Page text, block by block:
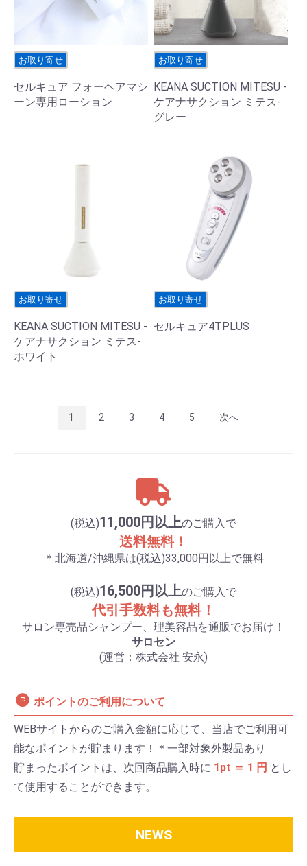
(税込)11,000円以上のご購入で
送料無料！
＊北海道/沖縄県は(税込)33,000円以上で無料
(税込)16,500円以上のご購入で
代引手数料も無料！
サロン専売品シャンプー、理美容品を通販でお届け！
サロセン
(運営：株式会社 安永)
ポイントのご利用について
WEBサイトからのご購入金額に応じて、当店でご利用可
能なポイントが貯まります！＊一部対象外製品あり
貯まったポイントは、次回商品購入時に 1pt ＝ 1 円 とし
て使用することができます。
NEWS
お取り寄せ
セルキュア フォーヘアマシ
ーン専用ローション
お取り寄せ
KEANA SUCTION MITESU -
ケアナサクション ミテス-
グレー
お取り寄せ
KEANA SUCTION MITESU -
ケアナサクション ミテス-
ホワイト
お取り寄せ
セルキュア4TPLUS
1 2 3 4 5 次へ